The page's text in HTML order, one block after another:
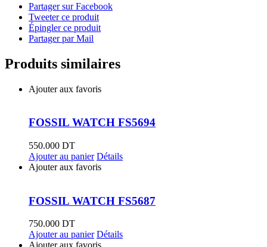
Partager sur Facebook
Tweeter ce produit
Épingler ce produit
Partager par Mail
Produits similaires
Ajouter aux favoris
FOSSIL WATCH FS5694
550.000 DT
Ajouter au panier Détails
Ajouter aux favoris
FOSSIL WATCH FS5687
750.000 DT
Ajouter au panier Détails